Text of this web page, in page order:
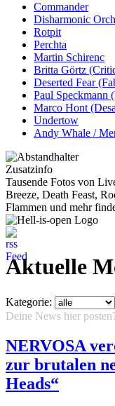
Commander
Disharmonic
Rotpit
Perchta
Martin Schirenc
Britta Görtz
Deserted Fear
Paul Speckmann
Marco Hont
Undertow
Andy Whale /
Zusatzinfo
Tausende Fotos von
Breeze, Death Feast,
Flammen und mehr
Aktuelle
Kategorie:
Deine News hier
NERVOSA
zur brutalen
Heads“